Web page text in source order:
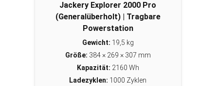
Jackery Explorer 2000 Pro
(Generalüberholt) | Tragbare
Powerstation
Gewicht: 19,5 kg
Größe: 384 × 269 × 307 mm
Kapazität: 2160 Wh
Ladezyklen: 1000 Zyklen